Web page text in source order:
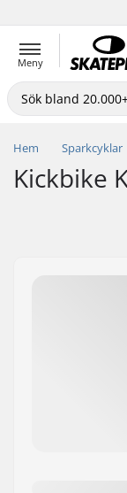
Meny
Hem Sparkcyklar
Kickbike